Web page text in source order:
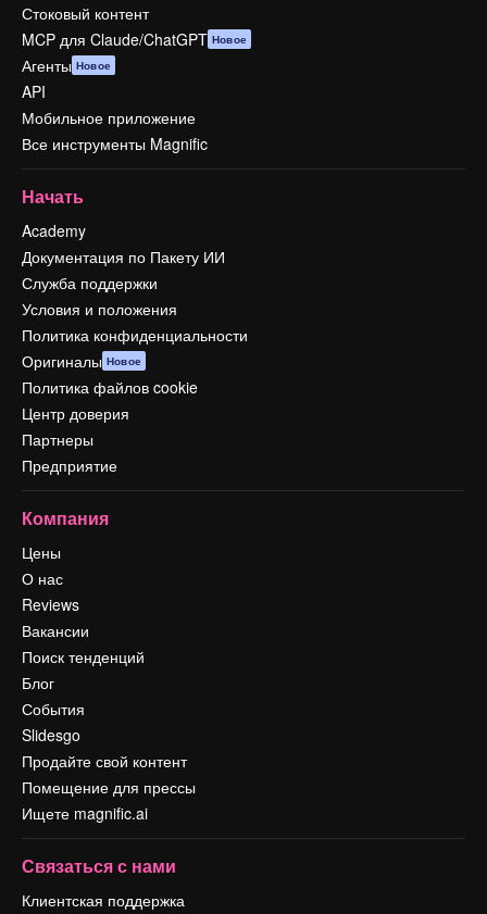
Стоковый контент
MCP для Claude/ChatGPT Новое
Агенты Новое
API
Мобильное приложение
Все инструменты Magnific
Начать
Academy
Документация по Пакету ИИ
Служба поддержки
Условия и положения
Политика конфиденциальности
Оригиналы Новое
Политика файлов cookie
Центр доверия
Партнеры
Предприятие
Компания
Цены
О нас
Reviews
Вакансии
Поиск тенденций
Блог
События
Slidesgo
Продайте свой контент
Помещение для прессы
Ищете magnific.ai
Связаться с нами
Клиентская поддержка